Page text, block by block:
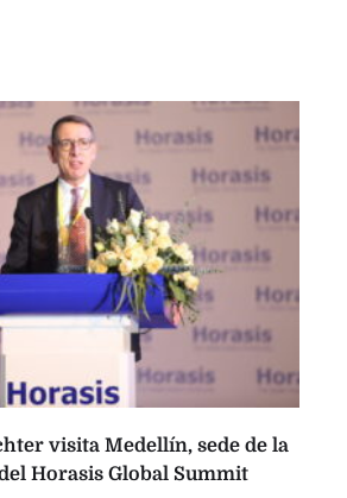
visita Medellín, sede de la
Horasis Global Summit